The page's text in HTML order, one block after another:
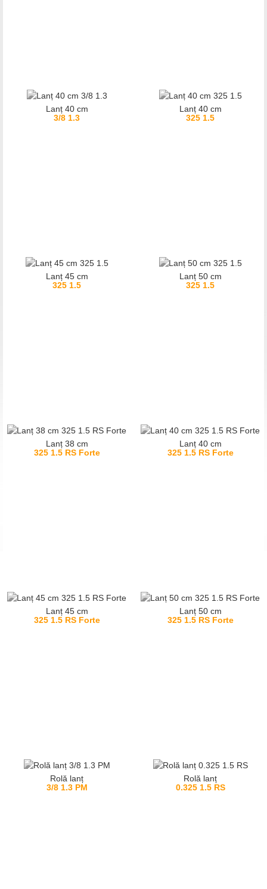
Lanț 40 cm
3/8 1.3
Lanț 40 cm
325 1.5
Lanț 45 cm
325 1.5
Lanț 50 cm
325 1.5
Lanț 38 cm
325 1.5 RS Forte
Lanț 40 cm
325 1.5 RS Forte
Lanț 45 cm
325 1.5 RS Forte
Lanț 50 cm
325 1.5 RS Forte
Rolă lanț
3/8 1.3 PM
Rolă lanț
0.325 1.5 RS